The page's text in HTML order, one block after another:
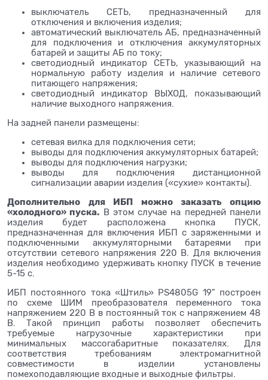
выключатель СЕТЬ, предназначенный для
отключения и включения изделия;
автоматический выключатель АБ, предназначенный
для подключения и отключения аккумуляторных
батарей и защиты АБ по току;
светодиодный индикатор СЕТЬ, указывающий на
нормальную работу изделия и наличие сетевого
питающего напряжения;
светодиодный индикатор ВЫХОД, показывающий
наличие выходного напряжения.
На задней панели размещены:
сетевая вилка для подключения сети;
выводы для подключения аккумуляторных батарей;
выводы для подключения нагрузки;
выводы для подключения дистанционной
сигнализации аварии изделия («сухие» контакты).
Дополнительно для ИБП можно заказать опцию
«холодного» пуска. В этом случае на передней панели
изделия будет расположена кнопка ПУСК,
предназначенная для включения ИБП с заряженными и
подключенными аккумуляторными батареями при
отсутствии сетевого напряжения 220 В. Для включения
изделия необходимо удерживать кнопку ПУСК в течение
5-15 с.
ИБП постоянного тока «Штиль» PS4805G 19" построен
по схеме ШИМ преобразователя переменного тока
напряжением 220 В в постоянный ток с напряжением 48
В. Такой принцип работы позволяет обеспечить
требуемые нагрузочные характеристики при
минимальных массогабаритные показателях. Для
соответствия требованиям электромагнитной
совместимости в изделии установлены
помехоподавляющие входные и выходные фильтры.